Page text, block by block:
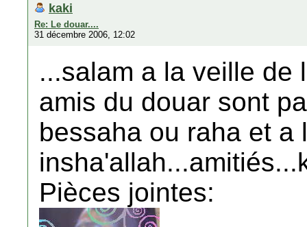
kaki
Re: Le douar....
31 décembre 2006, 12:02
...salam a la veille de
amis du douar sont
bessaha ou raha et a
Pièces jointes: